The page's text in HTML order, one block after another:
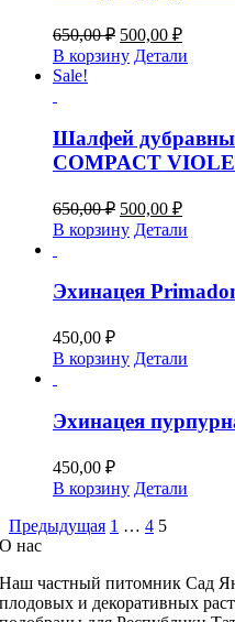
650,00₽ Первоначальная
цена
составляла
500,00 ₽Текущая
цена:
В корзину Детали
Sale!
Шалфей
COMPACT
650,00₽ Первоначальная
цена
составляла
500,00 ₽Текущая
цена:
В корзину Детали
Эхинацея
450,00 ₽
В корзину Детали
Эхинацея
450,00 ₽
В корзину Детали
Предыдущая 1 … 4 5
О нас
Наш частный питомникСад
плодовых и декоративных